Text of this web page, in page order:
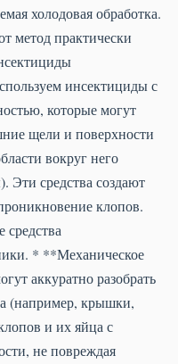
холодовая обработка.
метод практически
инсектициды с
которые могут
щели и поверхности
вокруг него
Эти средства создают
клопов.
* **Механическое
аккуратно разобрать
(например, крышки,
и их яйца с
не повреждая